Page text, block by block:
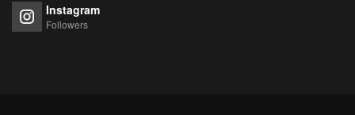
Instagram
Followers